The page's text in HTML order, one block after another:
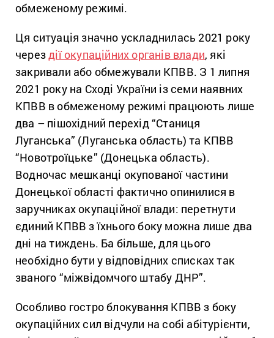
обмеженому режимі.
Ця ситуація значно ускладнилась 2021 року
черездії окупаційних органів влади, які
закривали або обмежували КПВВ. З 1 липня
2021 року на Сході України із семи наявних
КПВВ в обмеженому режимі працюють лише
два – пішохідний перехід “Станиця
Луганська” (Луганська область) та КПВВ
“Новотроїцьке” (Донецька область).
Водночас мешканці окупованої частини
Донецької області фактично опинилися в
заручниках окупаційної влади: перетнути
єдиний КПВВ з їхнього боку можна лише два
дні на тиждень. Ба більше, для цього
необхідно бути у відповідних списках так
званого “міжвідомчого штабу ДНР”.
Особливо гостро блокування КПВВ з боку
окупаційних сил відчули на собі абітурієнти,